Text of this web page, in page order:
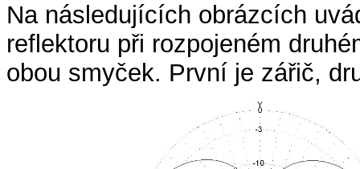
Na následujících obrázcích
reflektoru při rozpojeném
obou smyček. První je zářič,